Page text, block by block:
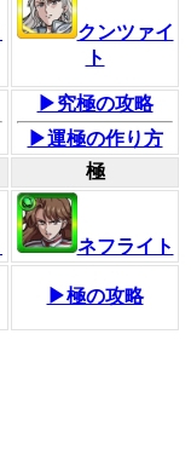
クンツァイ
ト
▶究極の攻略
▶運極の作り方
極
ネフライト
▶極の攻略